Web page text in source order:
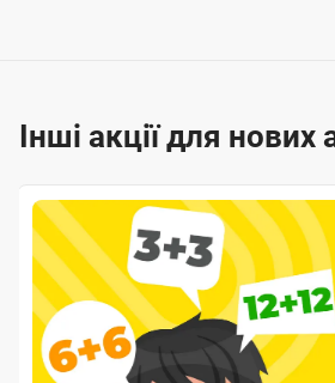
Інші акції для нових